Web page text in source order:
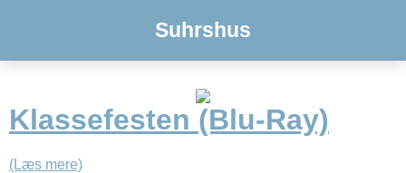
Suhrshus
Klassefesten (Blu-Ray)
(Læs mere)